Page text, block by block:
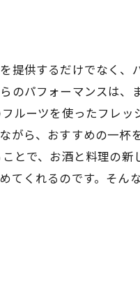
提供するだけでなく、
のパフォーマンスは、
ルーツを使ったフレッ
がら、おすすめの一杯
とで、お酒と料理の新
てくれるのです。そん